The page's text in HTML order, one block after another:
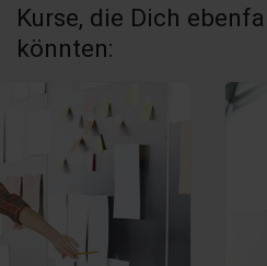
Kurse, die Dich
könnten: